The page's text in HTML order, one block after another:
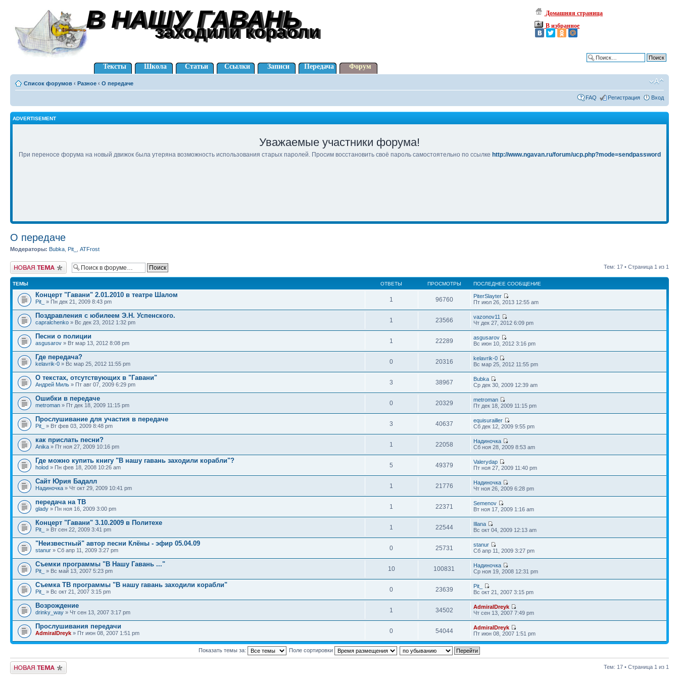
В НАШУ ГАВАНЬ
В НАШУ ГАВАНЬ
заходили корабли
заходили корабли
Домашняя страница
В избранное
Тексты Школа Статьи Ссылки Записи Передача Форум
Список форумов ‹ Разное ‹ О передаче
FAQ Регистрация Вход
ADVERTISEMENT
Уважаемые участники форума!
При переносе форума на новый движок была утеряна возможность использования старых паролей. Просим восстановить своё пароль самостоятельно по ссылке http://www.ngavan.ru/forum/ucp.php?mode=sendpassword
О передаче
Модераторы: Bubka Pit_ ATFrost
Новая тема Тем: 17 • Страница 1 из 1
ТЕМЫ ОТВЕТЫ ПРОСМОТРЫ ПОСЛЕДНЕЕ СООБЩЕНИЕ
Концерт "Гавани" 2.01.2010 в театре Шалом
Pit_ » Пн дек 21, 2009 8:43 pm 1 96760
PiterSlayter
Пт июл 26, 2013 12:55 am
Поздравления с юбилеем Э.Н. Успенского.
capralchenko » Вс дек 23, 2012 1:32 pm 1 23566
vazonov11
Чт дек 27, 2012 6:09 pm
Песни о полиции
asgusarov » Вт мар 13, 2012 8:08 pm 1 22289
asgusarov
Вс июн 10, 2012 3:16 pm
Где передача?
kelavrik-0 » Вс мар 25, 2012 11:55 pm 0 20316
kelavrik-0
Вс мар 25, 2012 11:55 pm
О текстах, отсутствующих в "Гавани"
Андрей Миль » Пт авг 07, 2009 6:29 pm 3 38967
Bubka
Ср дек 30, 2009 12:39 am
Ошибки в передаче
metroman » Пт дек 18, 2009 11:15 pm 0 20329
metroman
Пт дек 18, 2009 11:15 pm
Прослушивание для участия в передаче
Pit_ » Вт фев 03, 2009 8:48 pm 3 40637
equisurailler
Сб дек 12, 2009 9:55 pm
как прислать песни?
Anika » Пт ноя 27, 2009 10:16 pm 1 22058
Надиночка
Сб ноя 28, 2009 8:53 am
Где можно купить книгу "В нашу гавань заходили корабли"?
holod » Пн фев 18, 2008 10:26 am 5 49379
Valerydap
Пт ноя 27, 2009 11:40 pm
Сайт Юрия Бадалл
Надиночка » Чт окт 29, 2009 10:41 pm 1 21776
Надиночка
Чт ноя 26, 2009 6:28 pm
передача на ТВ
glady » Пн ноя 16, 2009 3:00 pm 1 22371
Semenov
Вт ноя 17, 2009 1:16 am
Концерт "Гавани" 3.10.2009 в Политехе
Pit_ » Вт сен 22, 2009 3:41 pm 1 22544
Illana
Вс окт 04, 2009 12:13 am
"Неизвестный" автор песни Клёны - эфир 05.04.09
stanur » Сб апр 11, 2009 3:27 pm 0 25731
stanur
Сб апр 11, 2009 3:27 pm
Съемки программы "В Нашу Гавань ..."
Pit_ » Вс май 13, 2007 5:23 pm 10 100831
Надиночка
Ср ноя 19, 2008 12:31 pm
Съемка ТВ программы "В нашу гавань заходили корабли"
Pit_ » Вс окт 21, 2007 3:15 pm 0 23639
Pit_
Вс окт 21, 2007 3:15 pm
Возрождение
drinky_way » Чт сен 13, 2007 3:17 pm 1 34502
AdmiralDreyk
Чт сен 13, 2007 7:49 pm
Прослушивания передачи
AdmiralDreyk » Пт июн 08, 2007 1:51 pm 0 54044
AdmiralDreyk
Пт июн 08, 2007 1:51 pm
Показать темы за: Поле сортировки
Новая тема Тем: 17 • Страница 1 из 1